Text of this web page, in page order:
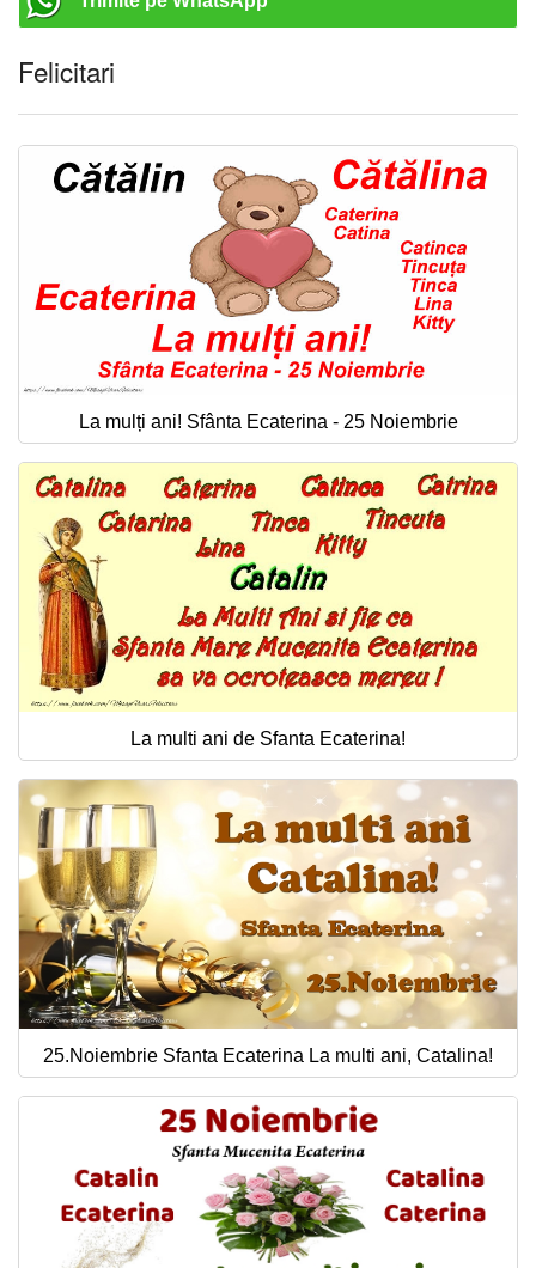
Felicitari
La mulți ani! Sfânta Ecaterina - 25 Noiembrie
La multi ani de Sfanta Ecaterina!
25.Noiembrie Sfanta Ecaterina La multi ani, Catalina!